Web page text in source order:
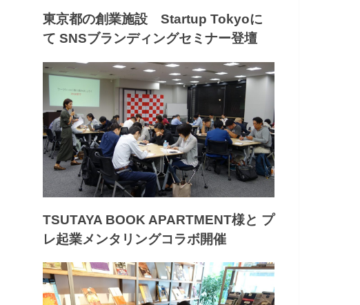
東京都の創業施設 Startup Tokyoに
て SNSブランディングセミナー登壇
TSUTAYA BOOK APARTMENT様と プ
レ起業メンタリングコラボ開催